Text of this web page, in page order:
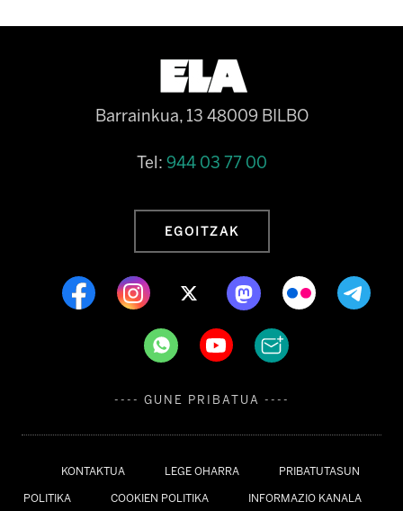
KONTAKTUA LEGE OHARRA PRIBATUTASUN
POLITIKA COOKIEN POLITIKA INFORMAZIO KANALA
Barrainkua, 13 48009 BILBO
Tel: 944 03 77 00
EGOITZAK
---- GUNE PRIBATUA ----